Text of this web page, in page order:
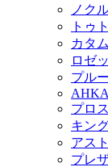
ノク
トゥ
カタム
ロゼ
プル
プロ
キン
アス
プレ